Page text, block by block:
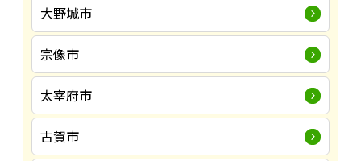
大野城市
宗像市
太宰府市
古賀市